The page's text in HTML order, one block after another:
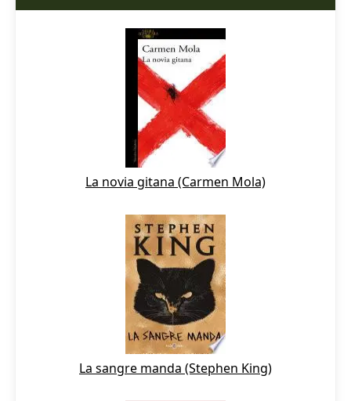
La novia gitana (Carmen Mola)
La sangre manda (Stephen King)